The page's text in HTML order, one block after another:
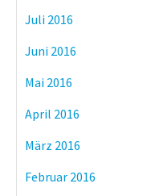
Juli 2016
Juni 2016
Mai 2016
April 2016
März 2016
Februar 2016